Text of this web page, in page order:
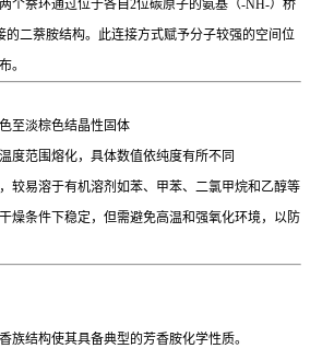
个萘环通过位于各自2位碳原子的氨基（-NH-）桥
的二萘胺结构。此连接方式赋予分子较强的空间位
。
至淡棕色结晶性固体
度范围熔化，具体数值依纯度有所不同
较易溶于有机溶剂如苯、甲苯、二氯甲烷和乙醇等
燥条件下稳定，但需避免高温和强氧化环境，以防
族结构使其具备典型的芳香胺化学性质。